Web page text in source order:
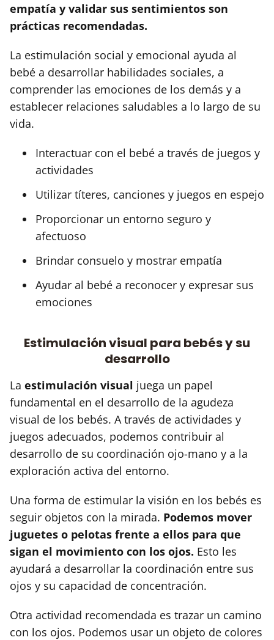
empatía y validar sus sentimientos son
prácticas recomendadas.
La estimulación social y emocional ayuda al
bebé a desarrollar habilidades sociales, a
comprender las emociones de los demás y a
establecer relaciones saludables a lo largo de su
vida.
Interactuar con el bebé a través de juegos y
actividades
Utilizar títeres, canciones y juegos en espejo
Proporcionar un entorno seguro y
afectuoso
Brindar consuelo y mostrar empatía
Ayudar al bebé a reconocer y expresar sus
emociones
Estimulación visual para bebés y su
desarrollo
La estimulación visual juega un papel
fundamental en el desarrollo de la agudeza
visual de los bebés. A través de actividades y
juegos adecuados, podemos contribuir al
desarrollo de su coordinación ojo-mano y a la
exploración activa del entorno.
Una forma de estimular la visión en los bebés es
seguir objetos con la mirada. Podemos mover
juguetes o pelotas frente a ellos para que
sigan el movimiento con los ojos. Esto les
ayudará a desarrollar la coordinación entre sus
ojos y su capacidad de concentración.
Otra actividad recomendada es trazar un camino
con los ojos. Podemos usar un objeto de colores